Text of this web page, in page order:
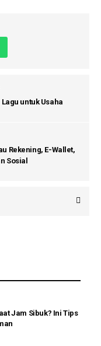
untuk Usaha
Rekening, E-Wallet,
Sosial
Jam Sibuk? Ini Tips